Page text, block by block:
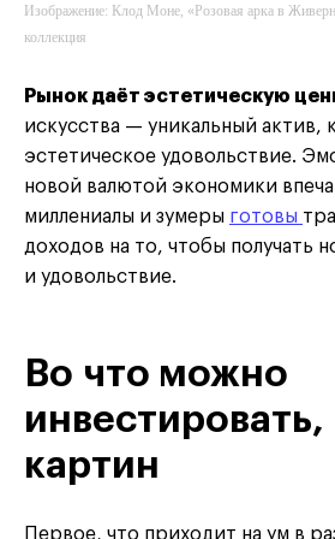
Изображение: Клод Моне, «Розовая арка в
коллекция
Рынок даёт эстетическую
искусства — уникальный актив,
эстетическое удовольствие.
новой валютой экономики
миллениалы и зумеры готовы
доходов на то, чтобы получать
и удовольствие.
Во что можно
картин
Первое, что приходит на ум в